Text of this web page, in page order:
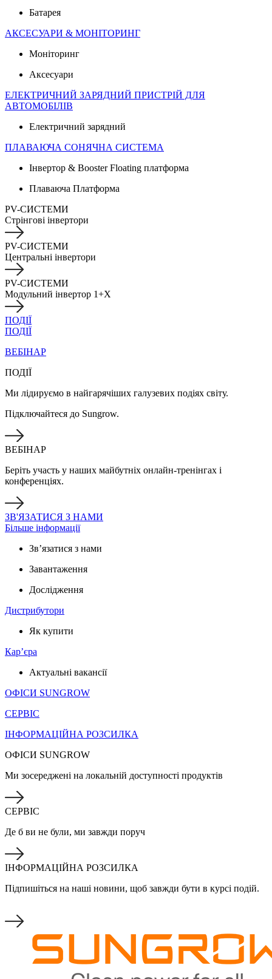
Батарея
АКСЕСУАРИ & МОНІТОРИНГ
Моніторинг
Аксесуари
ЕЛЕКТРИЧНИЙ ЗАРЯДНИЙ ПРИСТРІЙ ДЛЯ
АВТОМОБІЛІВ
Електричний зарядний
ПЛАВАЮЧА СОНЯЧНА СИСТЕМА
Інвертор & Booster Floating платформа
Плаваюча Платформа
PV-СИСТЕМИ
Стрінгові інвертори
PV-СИСТЕМИ
Центральні інвертори
PV-СИСТЕМИ
Модульний інвертор 1+X
ПОДІЇ
ПОДІЇ
ВЕБІНАР
ПОДІЇ
Ми лідируємо в найгарячіших галузевих подіях світу.
Підключайтеся до Sungrow.
ВЕБІНАР
Беріть участь у наших майбутніх онлайн-тренінгах і
конференціях.
ЗВ'ЯЗАТИСЯ З НАМИ
Більше інформації
Зв’язатися з нами
Завантаження
Дослідження
Дистрибутори
Як купити
Кар’єра
Актуальні вакансії
ОФІСИ SUNGROW
СЕРВІС
ІНФОРМАЦІЙНА РОЗСИЛКА
ОФІСИ SUNGROW
Ми зосереджені на локальній доступності продуктів
СЕРВІС
Де б ви не були, ми завжди поруч
ІНФОРМАЦІЙНА РОЗСИЛКА
Підпишіться на наші новини, щоб завжди бути в курсі подій.